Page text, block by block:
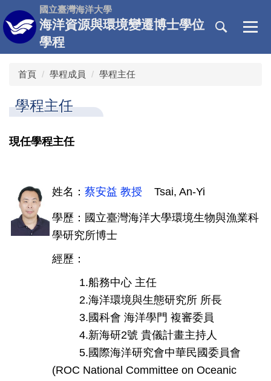
跳
到
主
國立臺灣海洋大學
海洋資源與環境變遷博士學位
學程
首頁 學程成員 學程主任
學程主任
現任學程主任
姓名： 蔡安益 教授 Tsai, An-Yi
學歷：國立臺灣海洋大學環境生物與漁業科
學研究所博士
經歷：
1.船務中心 主任
2.海洋環境與生態研究所 所長
3.國科會 海洋學門 複審委員
4.新海研2號 貴儀計畫主持人
5.國際海洋研究會中華民國委員會
(ROC National Committee on Oceanic